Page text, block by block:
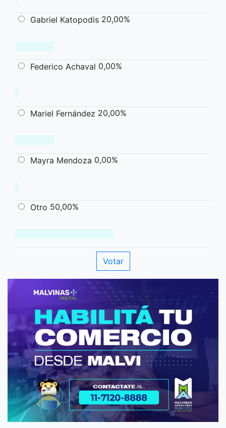
Gabriel Katopodis 20,00%
Federico Achaval 0,00%
Mariel Fernández 20,00%
Mayra Mendoza 0,00%
Otro 50,00%